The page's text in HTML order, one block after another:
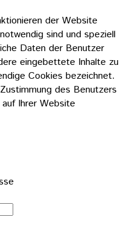
der Website
sind und speziell
Daten der Benutzer
eingebettete Inhalte zu
Cookies bezeichnet.
des Benutzers
Ihrer Website